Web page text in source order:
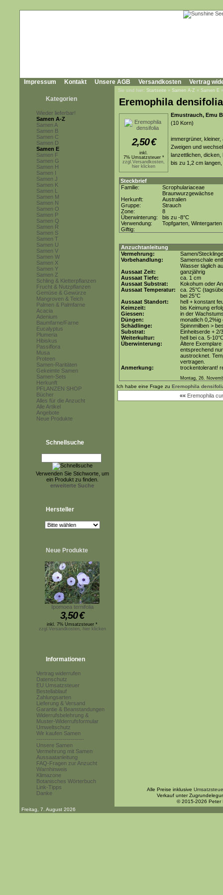
Impressum Kontakt Unsere AGB Versandkosten Vertrag
Kategorien
Wieder lieferbar!
Samen A-Z
Samen A
Samen B
Samen C
Samen D
Samen E
Samen F
Samen G
Samen H
Samen I
Samen J
Samen K
Samen L
Samen M
Samen N
Samen O
Samen P
Samen Q
Samen R
Samen S
Samen T
Samen U
Samen V
Samen W
Samen X
Samen Y
Samen Z
Schling & Kletterpflanzen
Frucht & Nutzpflanzen
Gemüse & Gewürze
Mangroven & Teich
Palmen & Palmfarne
Acacia
Adenium
Baumfarne/Farne
Eucalyptus
Plumeria
Hibiskus
Passiflora
Musa
Proteen
Samen-Raritäten
Gekeimte Samen
Samen-Sets
Herkunft
PFLANZEN SHOP
Bücher
Alles für die Anzucht
Alle Artikel
Angebote
Neue Produkte
Schnellsuche
Verwenden Sie Stichworte, um
ein Produkt zu finden.
erweiterte Suche
Hersteller
Neue Produkte
Ipomoea ternifolia
3,50€
inkl. 7% Umsatzsteuer *
zzgl.Versandkosten, hier klicken
Informationen
Vertrag widerrufen
Datenschutz
EU Umsatzsteuer
Bestellablauf
Zahlungsarten
Lieferung & Versand
Garantie & Beanstandungen
Widerrufsbelehrung &
Muster-Widerrufsformular
Umweltschutz
Wir kaufen Samen
------------------------
Unsere Samen
Vermehrung mit Samen
Aussaatanleitung
FAQ-Fragen zur Anzucht
Warnhinweis
Klimazone
Botanisches Wörterbuch
Link-Tipps
Danke
Sie sind hier: Startseite » Samen A-Z » Samen E
Eremophila densifolia
2,50€
inkl.
7% Umsatzsteuer *
zzgl.Versandkosten,
hier klicken
Emustrauch, Emu
(10 Korn)
immergrüner,
Zweigen und
lanzettlichen, dicken,
bis zu 1,2 cm
Steckbrief
Familie:
Scrophulariaceae
Braunwurzgewächse
Herkunft:
Australien
Gruppe:
Strauch
Zone:
8
Überwinterung:
bis zu -8°C
Verwendung:
Topfgarten, Wintergarten
Giftig:
Anzuchtanleitung
Vermehrung:
Samen/Stecklinge
Vorbehandlung:
Samenschale
Wasser täglich
Aussaat Zeit:
ganzjährig
Aussaat Tiefe:
ca. 1 cm
Aussaat Substrat:
Kokohum oder
Aussaat Temperatur:
ca. 25°C
bei 25°C
Aussaat Standort:
hell + konstant
Keimzeit:
bis Keimung
Giessen:
in der
Düngen:
monatlich
Schädlinge:
Spinnmilben >
Substrat:
Einheitserde + 2/
Weiterkultur:
hell bei ca. 5-
Überwinterung:
Ältere
entsprechend
austrocknet.
vertragen.
Anmerkung:
trockentolerant!
Montag, 26.
Ich habe eine Frage zu Eremophila
«« Eremophila
Alle Preise inklusive
Verkauf unter
© 2015-2026 Peter
Freitag, 7. August 2026